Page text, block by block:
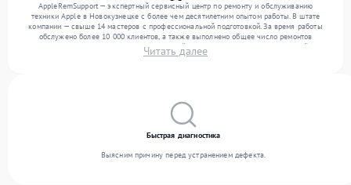
AppleRemSupport — экспертный сервисный центр по ремонту и обслуживанию
техники Apple в Новокузнецке с более чем десятилетним опытом работы. В штате
компании — свыше 14 мастеров с профессиональной подготовкой. За время работы
обслужено более 10 000 клиентов, а также выполнено общее число ремонтов
превысило 12 000. Ежемесячно в сервисный центр поступает более 300 устройств,
включая , , . Мы выполняем ремонт различного уровня сложности и обеспечиваем
Читать далее
Быстрая диагностика
Выясним причину перед устранением дефекта.